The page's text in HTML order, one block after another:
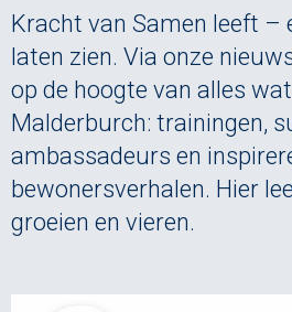
Kracht van Samen leeft –
laten zien. Via onze
op de hoogte van alles
Malderburch: trainingen,
ambassadeurs en
bewonersverhalen. Hier
groeien en vieren.